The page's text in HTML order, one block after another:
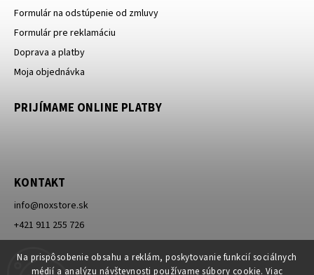
Na prispôsobenie obsahu a reklám, poskytovanie funkcií sociálnych
médií a analýzu návštevnosti používame súbory cookie. Viac
Formulár na odstúpenie od zmluvy
Formulár pre reklamáciu
Doprava a platby
Moja objednávka
PRIJÍMAME ONLINE PLATBY
KONTAKT
info@noxstore.sk
+421 911 255 726